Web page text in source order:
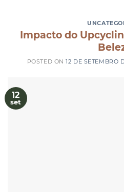
Impacto do
POSTED ON12 DE SETEMBRO
12
set